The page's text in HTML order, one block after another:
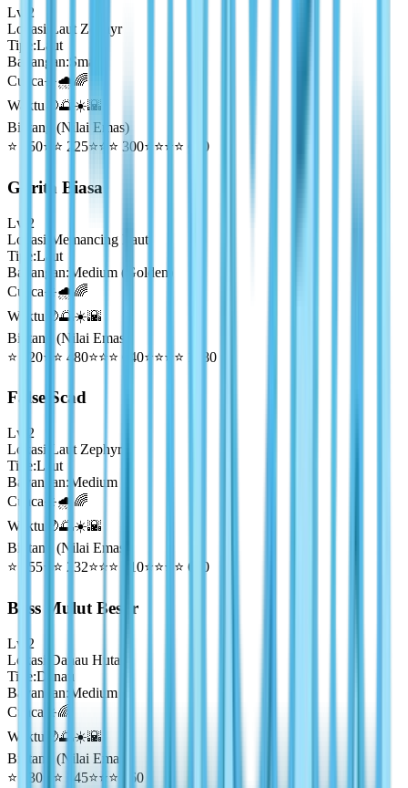
Lv
2
Lokasi
Laut Zephyr
Tipe:Laut
Bayangan: Small
Cuaca☀️🌧️🌈
Waktu 🌙🌅☀️🌇
Bintang (Nilai Emas)
⭐
150⭐⭐ 225⭐⭐⭐ 300⭐⭐⭐⭐ 600
Gurita Biasa
Lv
2
Lokasi Memancing Laut
Tipe:Laut
Bayangan: Medium (Golden)
Cuaca☀️🌧️🌈
Waktu 🌙🌅☀️🌇
Bintang (Nilai Emas)
⭐
320⭐⭐ 480⭐⭐⭐ 640⭐⭐⭐⭐ 1280
False Scad
Lv
2
Lokasi Laut Zephyr
Tipe:Laut
Bayangan: Medium
Cuaca☀️🌧️🌈
Waktu 🌙🌅☀️🌇
Bintang (Nilai Emas)
⭐
155⭐⭐ 232⭐⭐⭐ 310⭐⭐⭐⭐ 620
Bass Mulut Besar
Lv
2
Lokasi
Danau Hutan
Tipe:Danau
Bayangan: Medium
Cuaca ☀️🌈
Waktu 🌙🌅☀️🌇
Bintang (Nilai Emas)
⭐
230 ⭐⭐ 345⭐⭐⭐ 460